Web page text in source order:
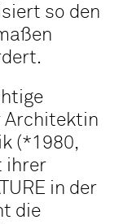
so den
Architektin
(*1980,
ihrer
in der
die